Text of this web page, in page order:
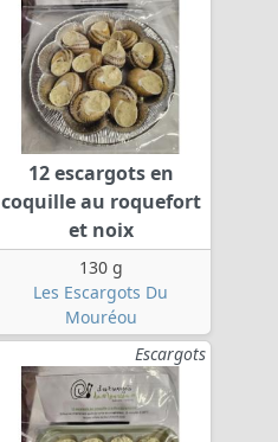
12 escargots en
coquille au roquefort
et noix
130 g
Les Escargots Du
Mouréou
Escargots